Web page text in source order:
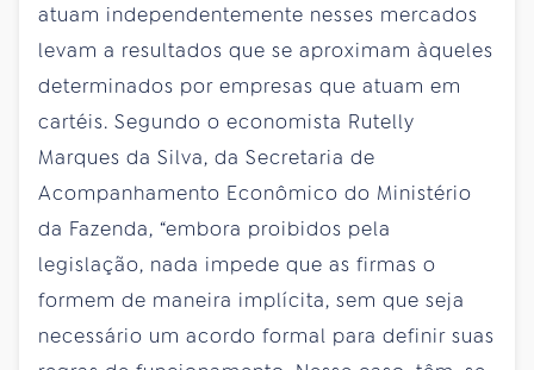
atuam independentemente nesses mercados
levam a resultados que se aproximam àqueles
determinados por empresas que atuam em
cartéis. Segundo o economista Rutelly
Marques da Silva, da Secretaria de
Acompanhamento Econômico do Ministério
da Fazenda, “embora proibidos pela
legislação, nada impede que as firmas o
formem de maneira implícita, sem que seja
necessário um acordo formal para definir suas